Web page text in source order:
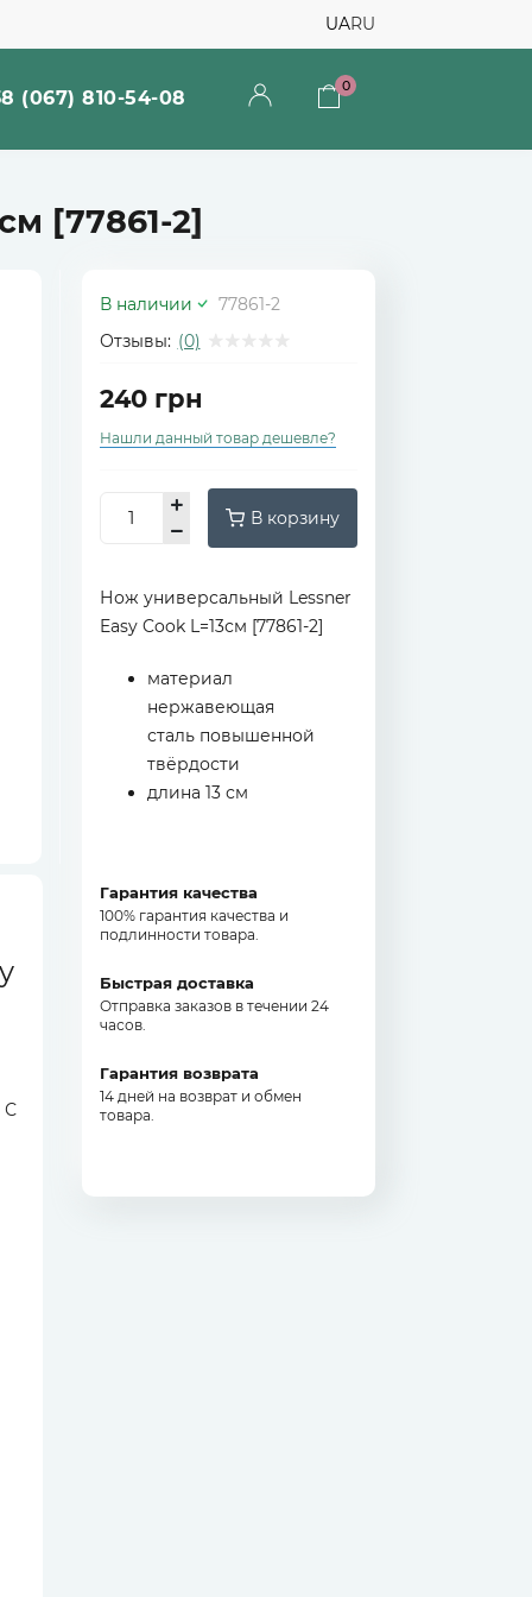
UARU
(067) 810-54-08
0
[77861-2]
С
В наличии
77861-2
Отзывы: (0)
240 грн
Нашли данный товар дешевле?
В корзину
Нож универсальный Lessner
Easy Cook L=13см [77861-2]
материал
нержавеющая
сталь повышенной
твёрдости
длина 13 см
Гарантия качества
100% гарантия качества и
подлинности товара.
Быстрая доставка
Отправка заказов в течении 24
часов.
Гарантия возврата
14 дней на возврат и обмен
товара.